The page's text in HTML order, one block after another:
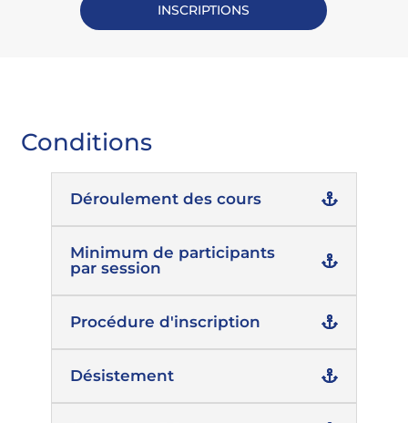
INSCRIPTIONS
Conditions
Déroulement des cours
Minimum de participants
par session
Procédure d'inscription
Désistement